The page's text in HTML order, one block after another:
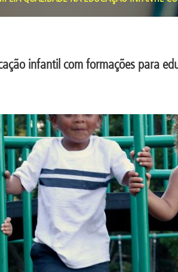
infantil com formações para